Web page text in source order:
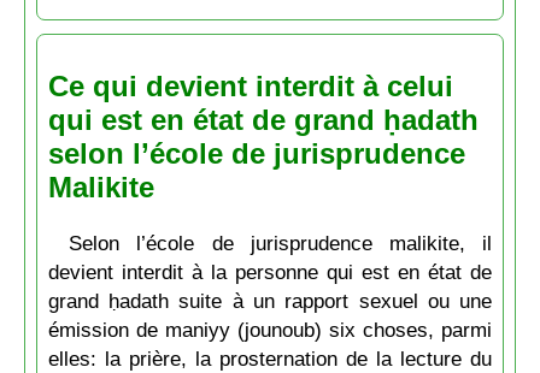
Ce qui devient interdit à celui
qui est en état de grand ḥadath
selon l’école de jurisprudence
Malikite
Selon l’école de jurisprudence malikite, il
devient interdit à la personne qui est en état de
grand ḥadath suite à un rapport sexuel ou une
émission de maniyy (jounoub) six choses, parmi
elles: la prière, la prosternation de la lecture du